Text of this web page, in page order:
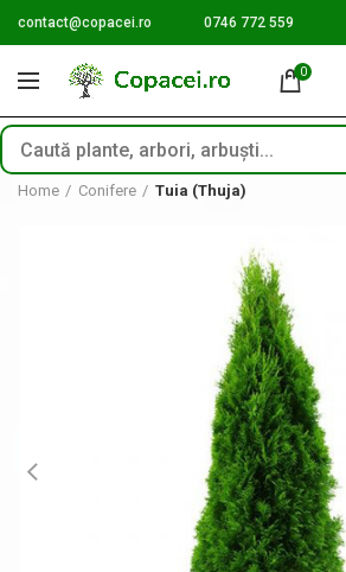
contact@copacei.ro 0746 772 559
0
Home Conifere Tuia (Thuja)